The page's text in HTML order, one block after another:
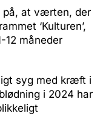
på, at værten, der
‘Kulturen’,
12 måneder
syg med kræft i
i 2024 har